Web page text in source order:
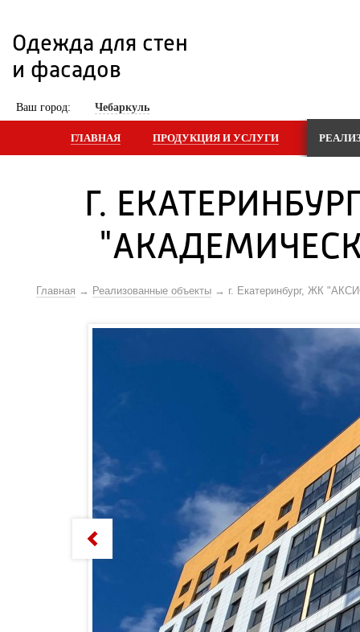
Одежда для стен
и фасадов
Ваш город: Чебаркуль
ГЛАВНАЯ ПРОДУКЦИЯ И УСЛУГИ
Г.
Главная Реализованные объекты г. Екатеринбург, ЖК